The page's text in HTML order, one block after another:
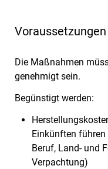
Voraussetzungen
Die Maßnahmen
genehmigt sein.
Begünstigt werden:
Einkünften führen
Beruf, Land- und
Verpachtung)